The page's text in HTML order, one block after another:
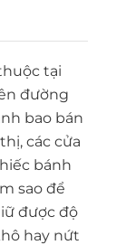
tại
đường
bao bán
các cửa
bánh
sao để
được độ
hay nứt